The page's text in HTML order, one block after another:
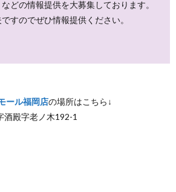
どの情報提供を大募集しております。
すのでぜひ情報提供ください。
ール福岡店の場所はこちら↓
酒殿字老ノ木192-1